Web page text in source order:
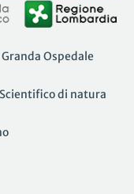
Ospedale
di natura